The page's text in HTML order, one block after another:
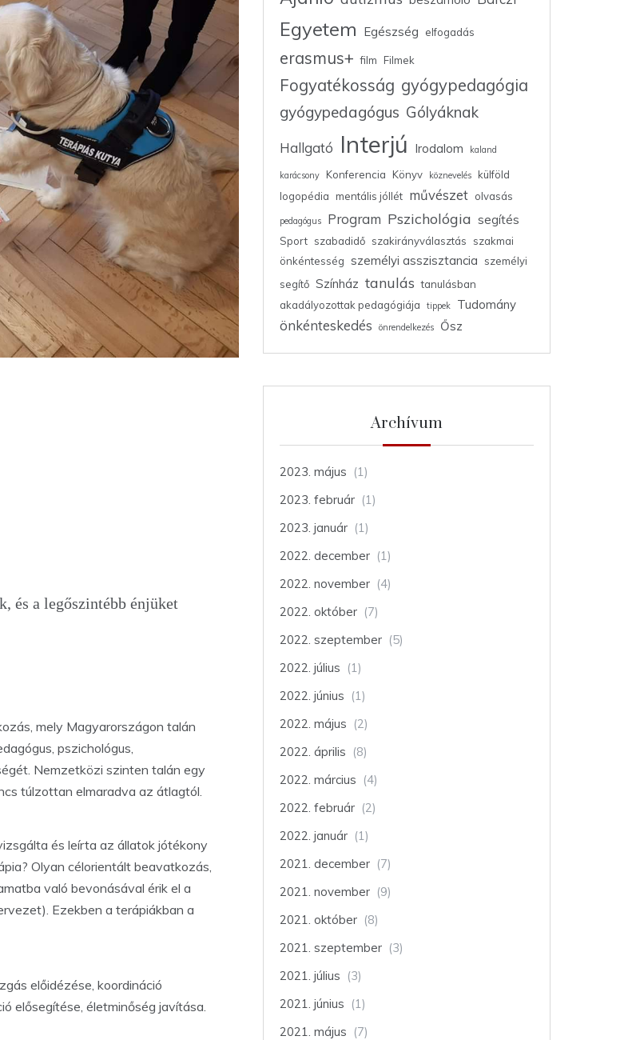
és a legőszintébb énjüket
mely Magyarországon talán
pszichológus,
Nemzetközi szinten talán egy
túlzottan elmaradva az átlagtól.
és leírta az állatok jótékony
Olyan célorientált beavatkozás,
való bevonásával érik el a
Ezekben a terápiákban a
előidézése, koordináció
elősegítése, életminőség javítása.
Egyetem Egészség elfogadás
erasmus+ film Filmek
Fogyatékosság gyógypedagógia
gyógypedagógus Gólyáknak
Hallgató Interjú Irodalom kaland
karácsony Konferencia Könyv köznevelés
külföld
logopédia mentális jóllét művészet olvasás
pedagógus Program Pszichológia segítés
Sport szabadidő szakirányválasztás
szakmai
önkéntesség személyi asszisztancia
személyi
segítő Színház tanulás tanulásban
akadályozottak pedagógiája
tippek Tudomány
önkénteskedés önrendelkezés Ősz
Archívum
2023. május (1)
2023. február (1)
2023. január (1)
2022. december (1)
2022. november (4)
2022. október (7)
2022. szeptember (5)
2022. július (1)
2022. június (1)
2022. május (2)
2022. április (8)
2022. március (4)
2022. február (2)
2022. január (1)
2021. december (7)
2021. november (9)
2021. október (8)
2021. szeptember (3)
2021. július (3)
2021. június (1)
2021. május (7)